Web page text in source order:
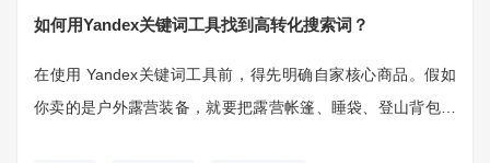
如何用Yandex关键词工具找到高转化搜索词？
在使用 Yandex关键词工具前，得先明确自家核心商品。假如
你卖的是户外露营装备，就要把露营帐篷、睡袋、登山背包这